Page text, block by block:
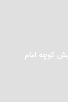
کوچه امام